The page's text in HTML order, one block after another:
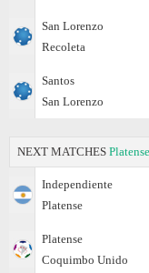
San Lorenzo
Recoleta
Santos
San Lorenzo
NEXT MATCHES Platense
Independiente
Platense
Platense
Coquimbo Unido